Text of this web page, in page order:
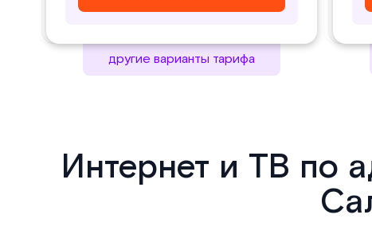
другие варианты тарифа
Интернет и ТВ по